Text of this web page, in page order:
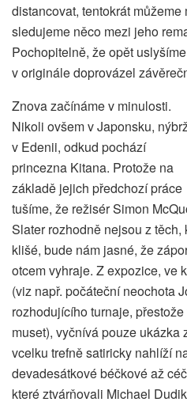
distancovat, tentokrát
sledujeme něco mezi jeho
Pochopitelně, že opět
v originále doprovázel
Znova začínáme v minulosti.
Nikoli ovšem v Japonsku,
v Edenii, odkud pochází
princezna Kitana. Protože na
základě jejich předchozí práce
tušíme, že režisér Simon
Slater rozhodně nejsou z
klišé, bude nám jasné, že
otcem vyhraje. Z expozice, ve
(viz např. počáteční neochota
rozhodujícího turnaje,
muset), vyčnívá pouze ukázka
vcelku trefně satiricky nahlíží
devadesátkové béčkové až
které ztvárňovali Michael